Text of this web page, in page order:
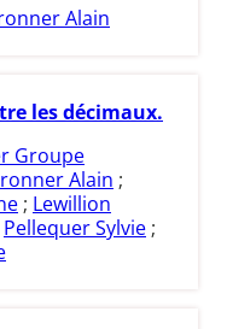
Alain
les décimaux.
Groupe
Alain ;
; Lewillion
Pellequer Sylvie ;